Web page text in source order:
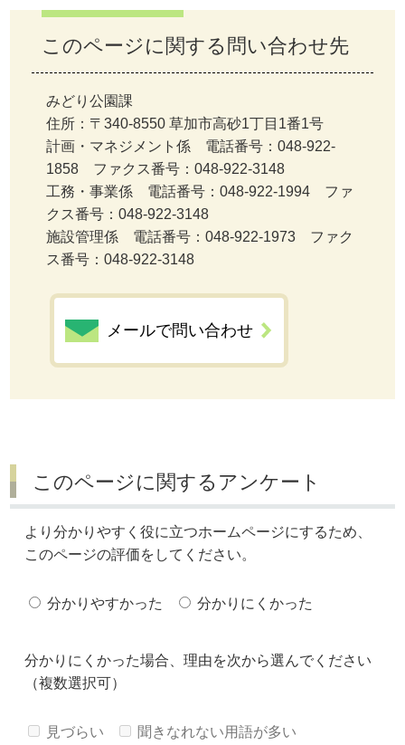
このページに関する問い合わせ先
みどり公園課
住所：〒340-8550 草加市高砂1丁目1番1号
計画・マネジメント係 電話番号：048-922-
1858 ファクス番号：048-922-3148
工務・事業係 電話番号：048-922-1994 ファ
クス番号：048-922-3148
施設管理係 電話番号：048-922-1973 ファク
ス番号：048-922-3148
メールで問い合わせ
このページに関するアンケート
より分かりやすく役に立つホームページにするため、
このページの評価をしてください。
分かりやすかった 分かりにくかった
分かりにくかった場合、理由を次から選んでください
（複数選択可）
見づらい 聞きなれない用語が多い